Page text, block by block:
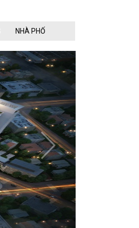
NHÀ PHỐ
next